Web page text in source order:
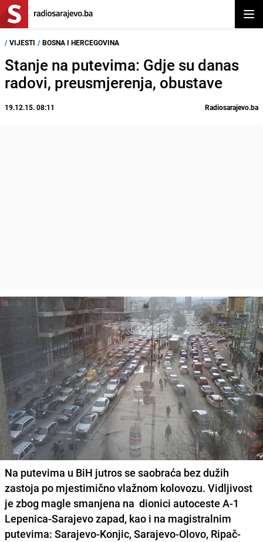
/ VIJESTI / BOSNA I HERCEGOVINA
Stanje na putevima: Gdje su danas
radovi, preusmjerenja, obustave
19.12.15. 08:11 Radiosarajevo.ba
Na putevima u BiH jutros se saobraća bez dužih
zastoja po mjestimično vlažnom kolovozu. Vidljivost
je zbog magle smanjena na dionici autoceste A-1
Lepenica-Sarajevo zapad, kao i na magistralnim
putevima: Sarajevo-Konjic, Sarajevo-Olovo, Ripač-